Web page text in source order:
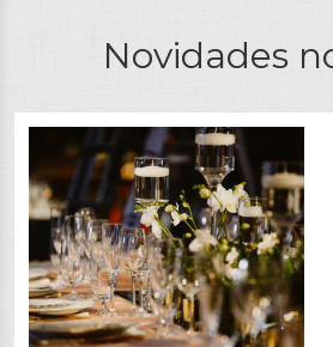
Novidades